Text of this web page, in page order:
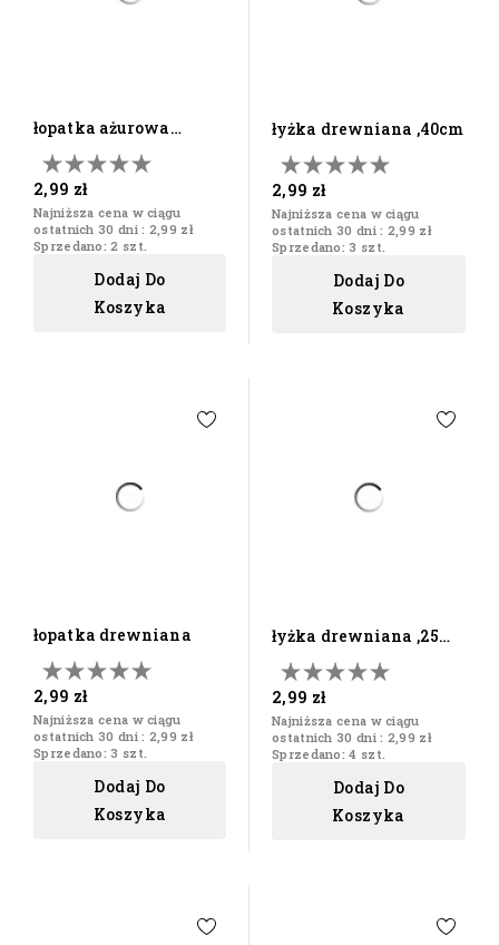
łopatka ażurowa
drewniana
2,99 zł
Najniższa cena w ciągu
ostatnich 30 dni : 2,99 zł
Sprzedano: 2 szt.
Dodaj Do
Koszyka
łyżka drewniana ,40cm
2,99 zł
Najniższa cena w ciągu
ostatnich 30 dni : 2,99 zł
Sprzedano: 3 szt.
Dodaj Do
Koszyka
łopatka drewniana
2,99 zł
Najniższa cena w ciągu
ostatnich 30 dni : 2,99 zł
Sprzedano: 3 szt.
Dodaj Do
Koszyka
łyżka drewniana ,25
cm
2,99 zł
Najniższa cena w ciągu
ostatnich 30 dni : 2,99 zł
Sprzedano: 4 szt.
Dodaj Do
Koszyka